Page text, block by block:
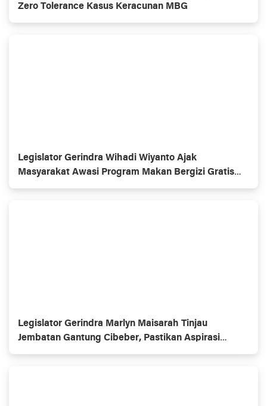
Zero Tolerance Kasus Keracunan MBG
Legislator Gerindra Wihadi Wiyanto Ajak
Masyarakat Awasi Program Makan Bergizi Gratis
agar Tepat Sasaran
Legislator Gerindra Marlyn Maisarah Tinjau
Jembatan Gantung Cibeber, Pastikan Aspirasi
Warga Terlaksana